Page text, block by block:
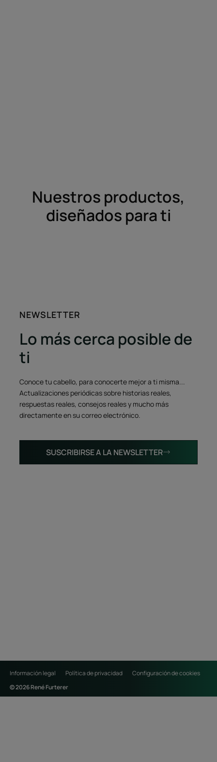
Nuestros productos,
diseñados para ti
NEWSLETTER
Lo más cerca posible de
ti
Conoce tu cabello, para conocerte mejor a ti misma...
Actualizaciones periódicas sobre historias reales,
respuestas reales, consejos reales y mucho más
directamente en su correo electrónico.
SUSCRIBIRSE A LA NEWSLETTER
Información legal Política de privacidad
Configuración de cookies
© 2026 René Furterer